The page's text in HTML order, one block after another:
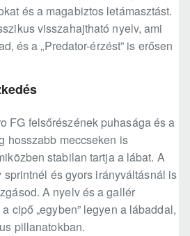
és a magabiztos letámasztást.
visszahajtható nyelv, ami
és a „Predator-érzést” is erősen
FG felsőrészének puhasága és a
hosszabb meccseken is
stabilan tartja a lábat. A
sprintnél és gyors irányváltásnál is
A nyelv és a gallér
cipő „egyben” legyen a lábaddal,
pillanatokban.